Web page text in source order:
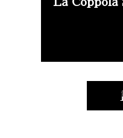
La Coppola